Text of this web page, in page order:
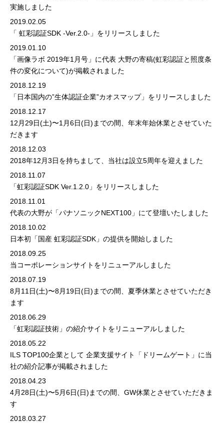
実施しました
2019.02.05
「 虹彩認証SDK -Ver.2.0-」をリリースしました
2019.01.10
「画像ラボ 2019年1月号」 に代表 大野の寄稿(虹彩認証と照度条
件の変化について)が掲載されました
2018.12.19
「日本国内の”生体認証企業”カオスマップ」をリリースしました
2018.12.17
12月29日(土)〜1月6日(日)までの間、年末年始休業とさせていた
だきます
2018.12.03
2018年12月3日を持ちまして、当社は設立5周年を迎えました
2018.11.07
「虹彩認証SDK Ver.1.2.0」をリリースしました
2018.11.01
代表の大野が「パナソニックNEXT100」にて登壇いたしました
2018.10.02
日本初「国産 虹彩認証SDK」の提供を開始しました
2018.09.25
当コーポレーションサイトをリニューアルしました
2018.07.19
8月11日(土)〜8月19日(日)までの間、夏季休業とさせていただき
ます
2018.06.29
「虹彩認証技術」 の紹介サイトをリニューアルしました
2018.05.22
ILS TOP100企業として 企業支援サイト「ドリームゲート」 に当
社の紹介記事が掲載されました
2018.04.23
4月28日(土)〜5月6日(日)までの間、GW休業とさせていただきま
す
2018.03.27